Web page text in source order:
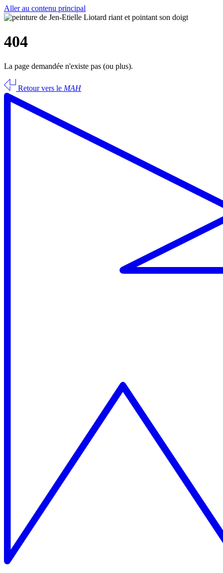
Aller au contenu principal
404
La page demandée n'existe pas (ou plus).
Retour vers le MAH